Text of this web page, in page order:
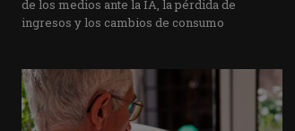
de los medios ante la IA, la pérdida de
ingresos y los cambios de consumo